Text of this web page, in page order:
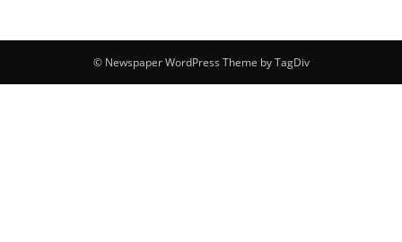
© Newspaper WordPress Theme by TagDiv